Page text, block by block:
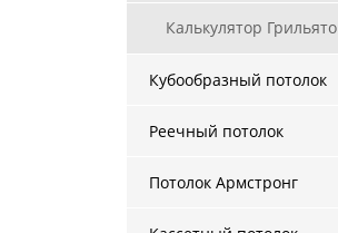
Калькулятор Грильято
Кубообразный потолок
Реечный потолок
Потолок Армстронг